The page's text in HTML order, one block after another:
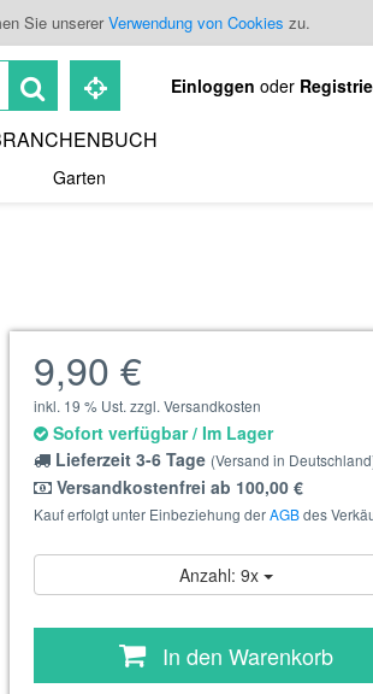
Sie unsererVerwendung von Cookies zu.
Einloggen oder
Garten
9,90 €
inkl. 19 % Ust. zzgl. Versandkosten
Sofort verfügbar / Im Lager
Lieferzeit 3-6 Tage (Versand in
Versandkostenfrei ab 100,00 €
Kauf erfolgt unter Einbeziehung derAGBdes
Anzahl: 9x
In den Warenkorb